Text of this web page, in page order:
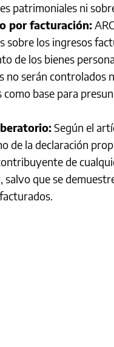
patrimoniales ni
por facturación:
sobre los ingresos
de los bienes
no serán controlados
como base para
Según el
de la declaración
de
salvo que se